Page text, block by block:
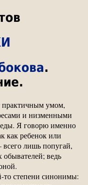
.
умом,
и низменными
Я говорю именно
как ребенок или
лишь попугай,
ведь
степени синонимы: